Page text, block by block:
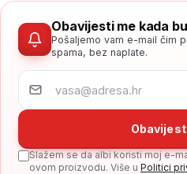
Obavijesti me kada
Pošaljemo vam e-mail čim
spama, bez naplate.
Slažem se da albi koristi moj e-
ovom proizvodu. Više u Politici